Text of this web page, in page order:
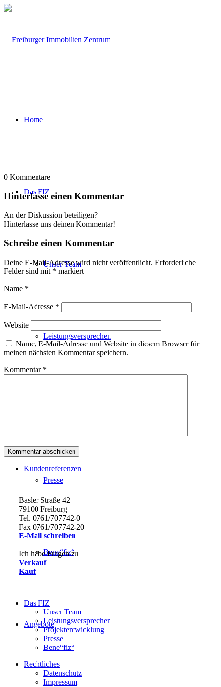
Home
Das FIZ
Unser Team
Leistungsversprechen
Presse
Bene“fiz“
Angebote
0 Kommentare
Hinterlasse einen Kommentar
An der Diskussion beteiligen?
Hinterlasse uns deinen Kommentar!
Schreibe einen Kommentar
Deine E-Mail-Adresse wird nicht veröffentlicht. Erforderliche
Felder sind mit * markiert
Name *
E-Mail-Adresse *
Website
Name, E-Mail-Adresse und Website in diesem Browser für
meinen nächsten Kommentar speichern.
Kommentar *
Kundenreferenzen
Basler Straße 42
79100 Freiburg
Tel. 0761/707742-0
Fax 0761/707742-20
E-Mail schreiben
Ich habe Fragen zu
Verkauf
Kauf
Das FIZ
Unser Team
Leistungsversprechen
Projektentwicklung
Presse
Bene“fiz“
Rechtliches
Datenschutz
Impressum